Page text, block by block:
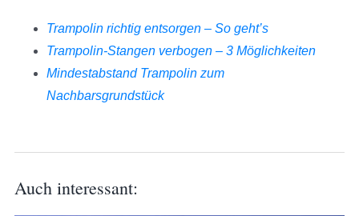
Trampolin richtig entsorgen – So geht’s
Trampolin-Stangen verbogen – 3 Möglichkeiten
Mindestabstand Trampolin zum
Nachbarsgrundstück
Auch interessant: